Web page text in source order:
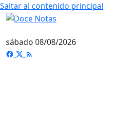
Saltar al contenido principal
sábado 08/08/2026